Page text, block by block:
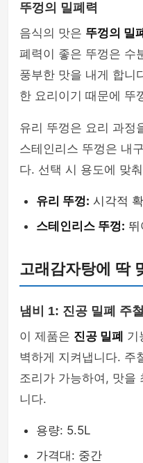
뚜껑의 밀폐력
음식의 맛은 뚜껑의 밀
폐력이 좋은 뚜껑은 수
풍부한 맛을 내게 합니
한 요리이기 때문에 뚜
유리 뚜껑은 요리 과정
스테인리스 뚜껑은 내
다. 선택 시 용도에 맞
유리 뚜껑: 시각적
스테인리스 뚜껑:
고래감자탕에 딱
냄비 1: 진공 밀폐 주
이 제품은 진공 밀폐 기
벽하게 지켜냅니다. 주
조리가 가능하여, 맛을
니다.
용량: 5.5L
가격대: 중간